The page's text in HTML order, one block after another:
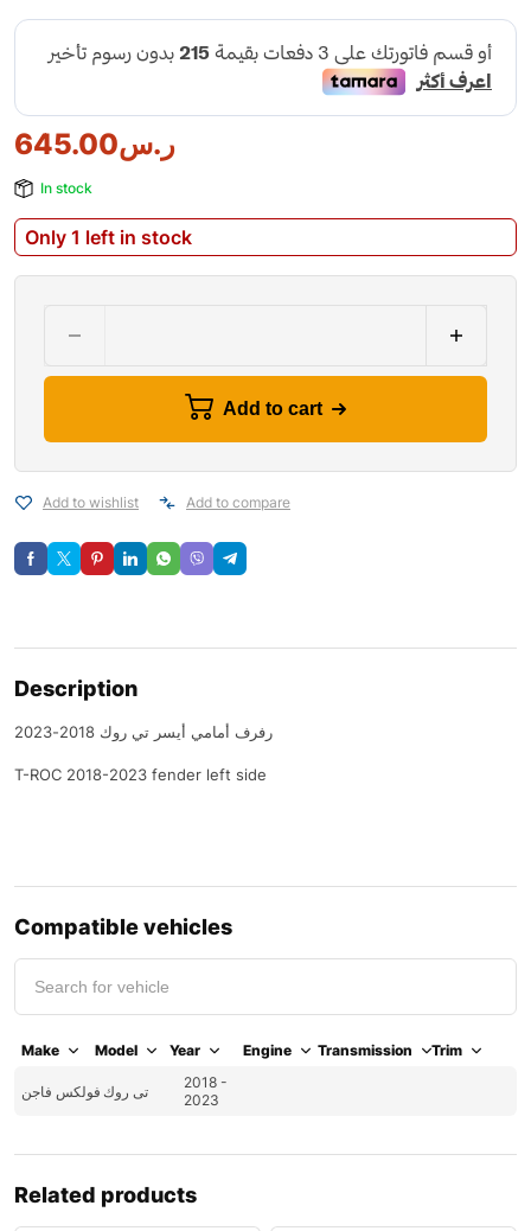
ر.س645.00
In stock
Only 1 left in stock
Add to cart
Add to wishlist Add to compare
Description
رفرف أمامي أيسر تي روك 2018-2023
T-ROC 2018-2023 fender left side
Compatible vehicles
Make Model Year Engine Transmission Trim
فولكس فاجن تى روك
2018 -
2023
Related products